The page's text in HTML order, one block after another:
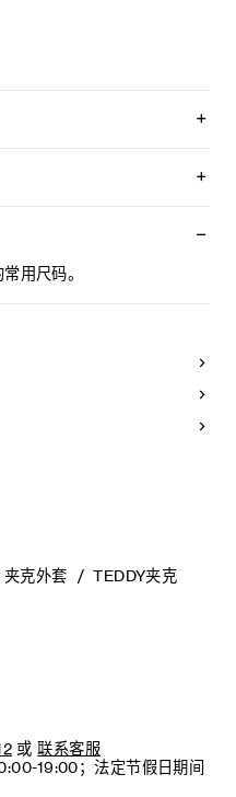
用尺码。
夹克外套 TEDDY夹克
或 联系客服
19:00；法定节假日期间